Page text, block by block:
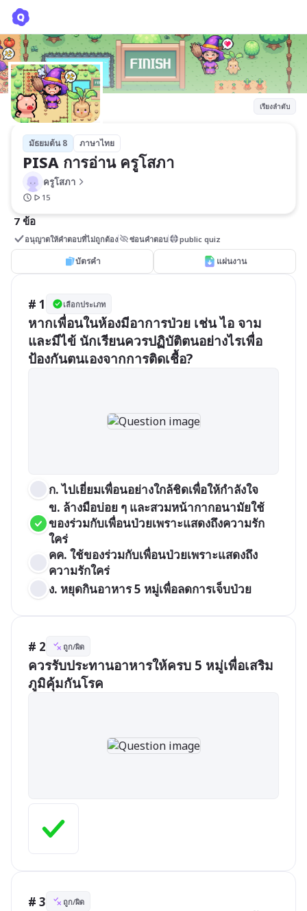
เรียงลำดับ
มัธยมต้น 8 ภาษาไทย
PISA การอ่าน ครูโสภา
ครูโสภา
15
7 ข้อ
อนุญาตให้คำตอบที่ไม่ถูกต้อง ซ่อนคำตอบ public quiz
บัตรคำ แผ่นงาน
# 1 เลือกประเภท
หากเพื่อนในห้องมีอาการป่วย เช่น ไอ จาม
และมีไข้ นักเรียนควรปฏิบัติตนอย่างไรเพื่อ
ป้องกันตนเองจากการติดเชื้อ?
ก. ไปเยี่ยมเพื่อนอย่างใกล้ชิดเพื่อให้กำลังใจ
ข. ล้างมือบ่อย ๆ และสวมหน้ากากอนามัยใช้
ของร่วมกับเพื่อนป่วยเพราะแสดงถึงความรัก
ใคร่
คค. ใช้ของร่วมกับเพื่อนป่วยเพราะแสดงถึง
ความรักใคร่
ง. หยุดกินอาหาร 5 หมู่เพื่อลดการเจ็บป่วย
# 2 ถูก/ผิด
ควรรับประทานอาหารให้ครบ 5 หมู่เพื่อเสริม
ภูมิคุ้มกันโรค
# 3 ถูก/ผิด